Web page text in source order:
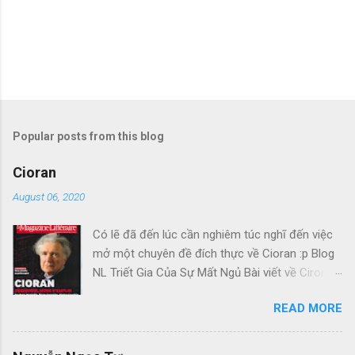
Popular posts from this blog
Cioran
August 06, 2020
Có lẽ đã đến lúc cần nghiêm túc nghĩ đến việc
mở một chuyên đề đích thực về Cioran :p Blog
NL Triết Gia Của Sự Mất Ngủ Bài viết về Ciroran
hoài, mà cứ lu bu hoài. Mới lật ra đi 1 đường
loáng thoáng, vớ được câu này thật tuyệt: Con
READ MORE